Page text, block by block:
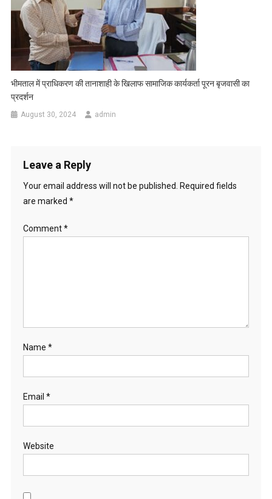
भीमताल में प्राधिकरण की तानाशाही के खिलाफ सामाजिक कार्यकर्ता पूरन बृजवासी का
प्रदर्शन
August 30, 2024 admin
Leave a Reply
Your email address will not be published.
Required fields
are marked *
Comment*
Name *
Email *
Website